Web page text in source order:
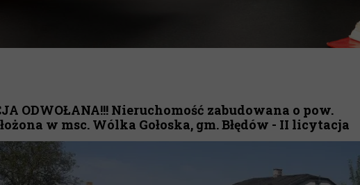
ODWOŁANA!!! Nieruchomość zabudowana o pow.
w msc. Wólka Gołoska, gm. Błędów - II licytacja